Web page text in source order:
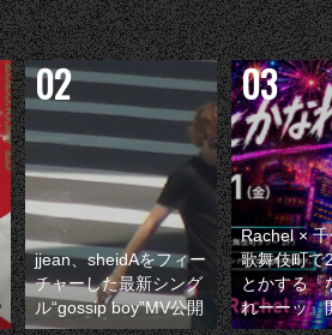
jjean、sheidAをフィー
チャーした最新シング
ル“gossip boy”MV公開
Rachel ×
歌舞伎町で
とかする『
れーーッ』